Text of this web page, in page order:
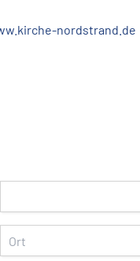
nordstrand.de